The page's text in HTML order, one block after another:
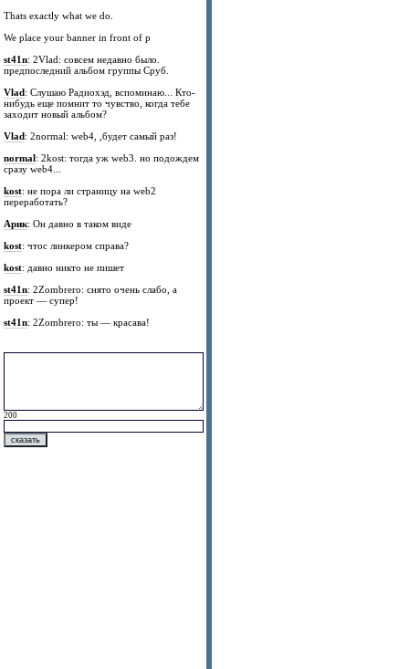
Thats exactly what we do.
We place your banner in front of p
st41n: 2Vlad: совсем недавно было.
предпоследний альбом группы Сруб.
Vlad: Слушаю Радиохэд, вспоминаю... Кто-
нибудь еще помнит то чувство, когда тебе
заходит новый альбом?
Vlad: 2normal: web4, ,будет самый раз!
normal: 2kost: тогда уж web3. но подождем
сразу web4...
kost: не пора ли страницу на web2
переработать?
Арик: Он давно в таком виде
kost: чтос линкером справа?
kost: давно никто не пишет
st41n: 2Zombrero: снято очень слабо, а
проект — супер!
st41n: 2Zombrero: ты — красава!
200